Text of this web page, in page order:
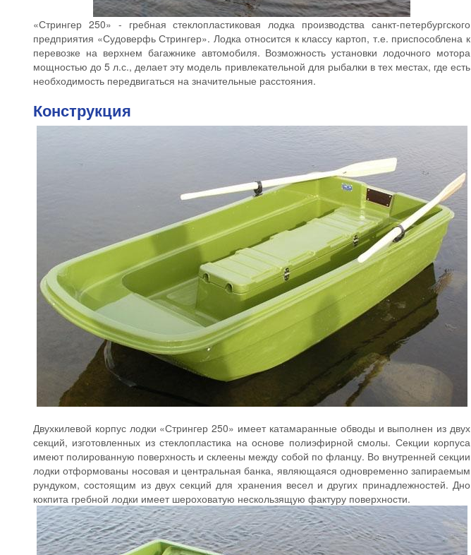
«Стрингер 250» - гребная стеклопластиковая лодка производства санкт-петербургского
предприятия «Судоверфь Стрингер». Лодка относится к классу картоп, т.е. приспособлена к
перевозке на верхнем багажнике автомобиля. Возможность установки лодочного мотора
мощностью до 5 л.с., делает эту модель привлекательной для рыбалки в тех местах, где есть
необходимость передвигаться на значительные расстояния.
Конструкция
Двухкилевой корпус лодки «Стрингер 250» имеет катамаранные обводы и выполнен из двух
секций, изготовленных из стеклопластика на основе полиэфирной смолы. Секции корпуса
имеют полированную поверхность и склеены между собой по фланцу. Во внутренней секции
лодки отформованы носовая и центральная банка, являющаяся одновременно запираемым
рундуком, состоящим из двух секций для хранения весел и других принадлежностей. Дно
кокпита гребной лодки имеет шероховатую нескользящую фактуру поверхности.